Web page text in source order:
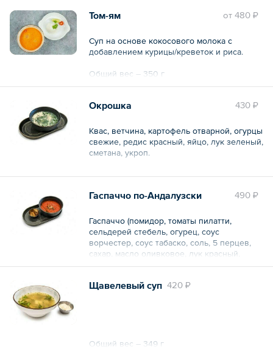
Общий вес – 336 г oт 480 ₽
Том-ям
Суп на основе кокосового молока с
добавлением курицы/креветок и риса.
Общий вес – 350 г
430 ₽
Окрошка
Квас, ветчина, картофель отварной, огурцы
свежие, редис красный, яйцо, лук зеленый,
сметана, укроп.
Общий вес – 328 г
490 ₽
Гаспаччо по-Андалузски
Гаспаччо (помидор, томаты пилатти,
сельдерей стебель, огурец, соус
ворчестер, соус табаско, соль, 5 перцев,
сахар, масло оливковое, лук красный,
перец болгарский), соус Пико-де-гайо
репчатый, уксус, соль, масло растительное,
Общий вес – 324 г
420 ₽
Щавелевый суп
Общий вес – 349 г